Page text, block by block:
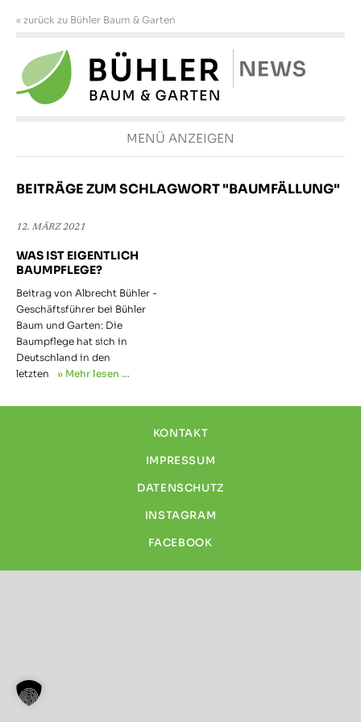
« zurück zu Bühler Baum & Garten
MENÜ ANZEIGEN
BEITRÄGE ZUM SCHLAGWORT "BAUMFÄLLUNG"
12. MÄRZ 2021
WAS IST EIGENTLICH
BAUMPFLEGE?
Beitrag von Albrecht Bühler -
Geschäftsführer bei Bühler
Baum und Garten: Die
Baumpflege hat sich in
Deutschland in den
letzten
» Mehr lesen …
KONTAKT
IMPRESSUM
DATENSCHUTZ
INSTAGRAM
FACEBOOK